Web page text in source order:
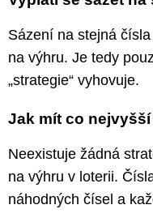
Sázení na stejná
na výhru. Je tedy
„strategie“ vyhovuje.
Jak mít co
Neexistuje žádná
na výhru v loterii.
náhodných čísel a